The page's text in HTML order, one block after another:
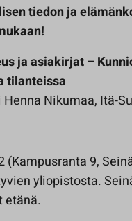
tiedon ja
ja asiakirjat –
tilanteissa
Nikumaa, Itä-
(Kampusranta 9,
yliopistosta.
etänä.